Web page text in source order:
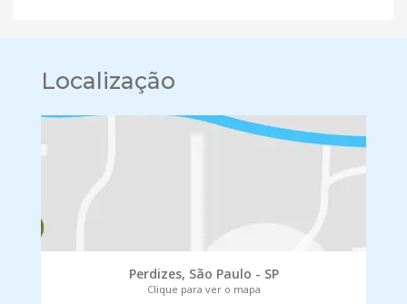
Localização
Perdizes, São Paulo - SP
Clique para ver o mapa